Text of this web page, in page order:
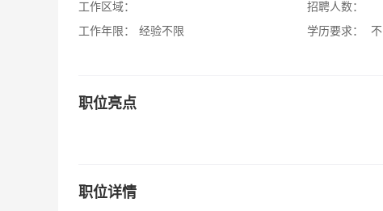
工作区域：
工作年限：
经验不限
招聘人数：
学历要求：
职位亮点
职位详情